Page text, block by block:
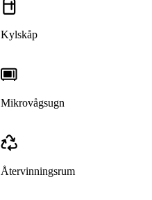
Kylskåp
Mikrovågsugn
Återvinningsrum